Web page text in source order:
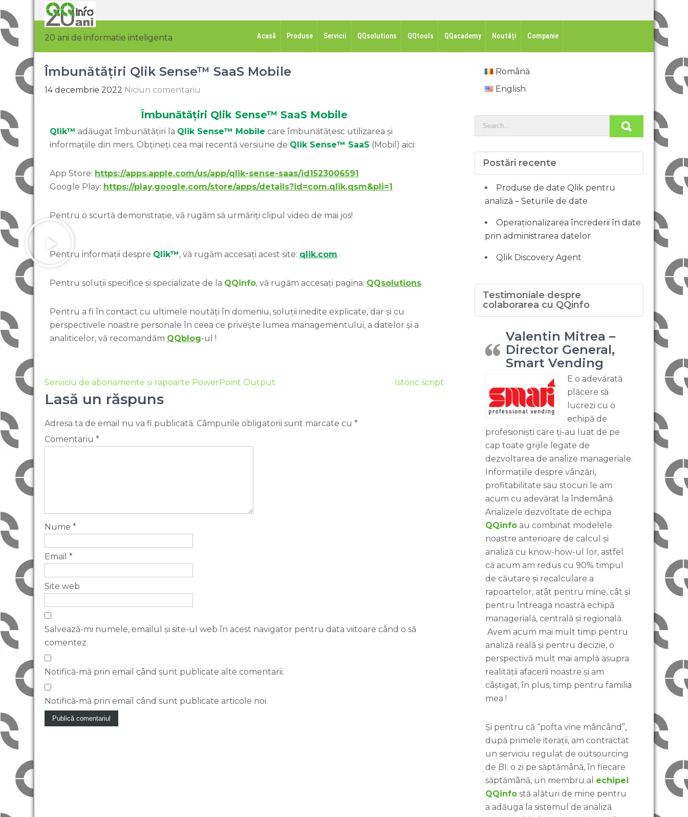
20 ani de informatie inteligenta Acasă Produse Servicii QQsolutions QQtools QQacademy Noutăți Companie
Îmbunătățiri Qlik Sense™ SaaS Mobile
14 decembrie 2022 Niciun comentariu
Îmbunătățiri Qlik Sense™ SaaS Mobile
Qlik™ adăugat îmbunătățiri la Qlik Sense™ Mobile care îmbunătățesc utilizarea și
informațiile din mers. Obțineți cea mai recentă versiune de Qlik Sense™ SaaS (Mobil) aici:
App Store: https://apps.apple.com/us/app/qlik-sense-saas/id1523006591
Google Play: https://play.google.com/store/apps/details?id=com.qlik.qsm&pli=1
Pentru o scurtă demonstrație, vă rugăm să urmăriți clipul video de mai jos!
Pentru informații despre Qlik™, vă rugăm accesați acest site: qlik.com.
Pentru soluții specifice și specializate de la QQinfo, vă rugăm accesați pagina: QQsolutions.
Pentru a fi în contact cu ultimele noutăți în domeniu, soluții inedite explicate, dar și cu
perspectivele noastre personale în ceea ce privește lumea managementului, a datelor și a
analiticelor, vă recomandăm QQblog-ul !
Serviciu de abonamente și rapoarte PowerPoint Output Istoric script
Lasă un răspuns
Adresa ta de email nu va fi publicată. Câmpurile obligatorii sunt marcate cu *
Comentariu *
Nume *
Email *
Site web
Salvează-mi numele, emailul și site-ul web în acest navigator pentru data viitoare când o să
comentez.
Notifică-mă prin email când sunt publicate alte comentarii.
Notifică-mă prin email când sunt publicate articole noi.
Română
English
Postări recente
Produse de date Qlik pentru
analiză – Seturile de date
Operaționalizarea încrederii în date
prin administrarea datelor
Qlik Discovery Agent
Testimoniale despre
colaborarea cu QQinfo
Valentin Mitrea –
Director General,
Smart Vending
E o adevărată
plăcere să
lucrezi cu o
echipă de
profesioniști care ți-au luat de pe
cap toate grijile legate de
dezvoltarea de analize manageriale.
Informațiile despre vânzări,
profitabilitate sau stocuri le am
acum cu adevărat la îndemână.
Analizele dezvoltate de echipa
QQinfo au combinat modelele
noastre anterioare de calcul și
analiză cu know-how-ul lor, astfel
că acum am redus cu 90% timpul
de căutare și recalculare a
rapoartelor, atât pentru mine, cât și
pentru întreaga noastră echipă
managerială, centrală și regională.
Avem acum mai mult timp pentru
analiză reală și pentru decizie, o
perspectivă mult mai amplă asupra
realității afacerii noastre și am
câștigat, în plus, timp pentru familia
mea !
Și pentru că “pofta vine mâncând”,
după primele iterații, am contractat
un serviciu regulat de outsourcing
de BI: o zi pe săptămână, în fiecare
săptămână, un membru al echipei
QQinfo stă alături de mine pentru
a adăuga la sistemul de analiză